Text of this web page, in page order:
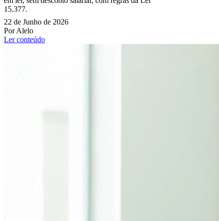
15.377.
22 de Junho de 2026
Por Alelo
Ler conteúdo